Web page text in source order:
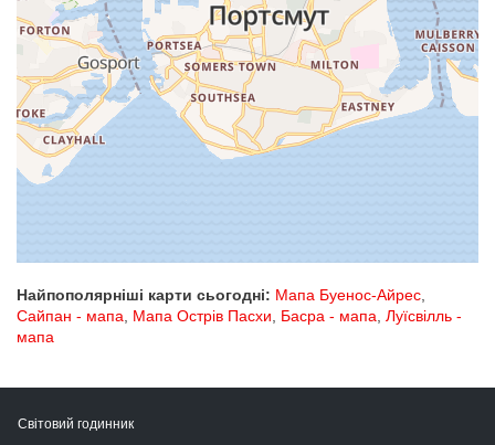
Найпополярніші карти сьогодні: Мапа Буенос-Айрес,
Сайпан - мапа, Мапа Острів Пасхи, Басра - мапа, Луїсвілль -
мапа
Світовий годинник